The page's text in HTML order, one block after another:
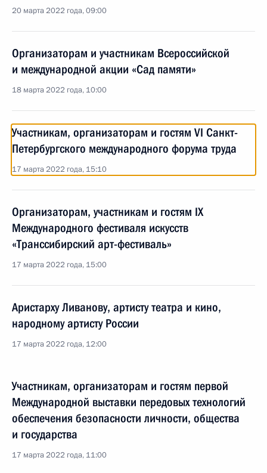
20 марта 2022 года, 09:00
Организаторам и участникам Всероссийской
и международной акции «Сад памяти»
18 марта 2022 года, 10:00
Участникам, организаторам и гостям VI Санкт-
Петербургского международного форума труда
17 марта 2022 года, 15:10
Организаторам, участникам и гостям IX
Международного фестиваля искусств
«Транссибирский арт-фестиваль»
17 марта 2022 года, 15:00
Аристарху Ливанову, артисту театра и кино,
народному артисту России
17 марта 2022 года, 12:00
Участникам, организаторам и гостям первой
Международной выставки передовых технологий
обеспечения безопасности личности, общества
и государства
17 марта 2022 года, 11:00